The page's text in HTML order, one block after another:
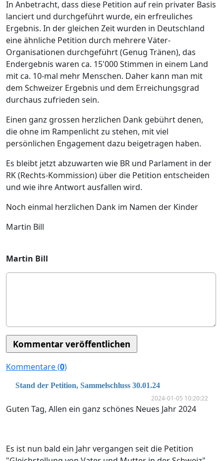
In Anbetracht, dass diese Petition auf rein privater Basis
lanciert und durchgeführt wurde, ein erfreuliches
Ergebnis. In der gleichen Zeit wurden in Deutschland
eine ähnliche Petition durch mehrere Väter-
Organisationen durchgeführt (Genug Tränen), das
Endergebnis waren ca. 15'000 Stimmen in einem Land
mit ca. 10-mal mehr Menschen. Daher kann man mit
dem Schweizer Ergebnis und dem Erreichungsgrad
durchaus zufrieden sein.
Einen ganz grossen herzlichen Dank gebührt denen,
die ohne im Rampenlicht zu stehen, mit viel
persönlichen Engagement dazu beigetragen haben.
Es bleibt jetzt abzuwarten wie BR und Parlament in der
RK (Rechts-Kommission) über die Petition entscheiden
und wie ihre Antwort ausfallen wird.
Noch einmal herzlichen Dank im Namen der Kinder
Martin Bill
Martin Bill
Kommentare (0)
Stand der Petition, Sammelschluss 30.01.24
2024-01-05 10:20:22
Guten Tag, Allen ein ganz schönes Neues Jahr 2024
Es ist nun bald ein Jahr vergangen seit die Petition